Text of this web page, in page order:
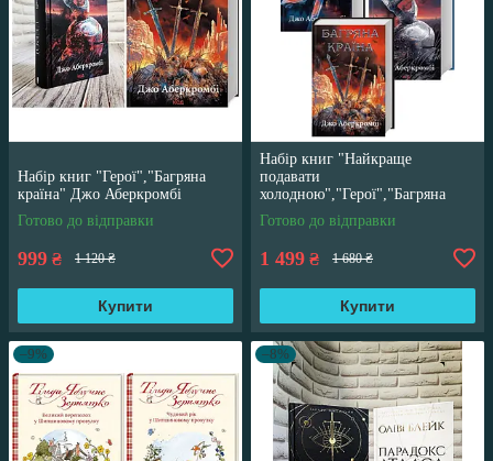
Набір книг "Герої","Багряна
країна" Джо Аберкромбі
Готово до відправки
999 ₴ 1 120 ₴
Купити
Набір книг "Найкраще
подавати
холодною","Герої","Багряна
країна" Джо Аберкромбі
Готово до відправки
1 499 ₴ 1 680 ₴
Купити
–9% –8%